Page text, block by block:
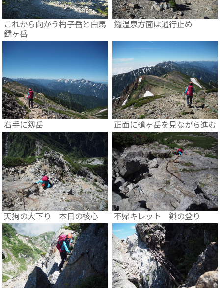
これから向かう杓子岳と白馬
鑓ヶ岳
鑓温泉方面は通行止め
右手に剱岳 正面に槍ヶ岳を見ながら進む
天狗の大下り 本日の核心 不帰キレット 鎖の登り